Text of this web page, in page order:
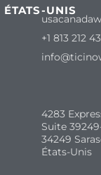
ÉTATS-UNIS
+1 813 212
4283
Suite
34249
États-Unis